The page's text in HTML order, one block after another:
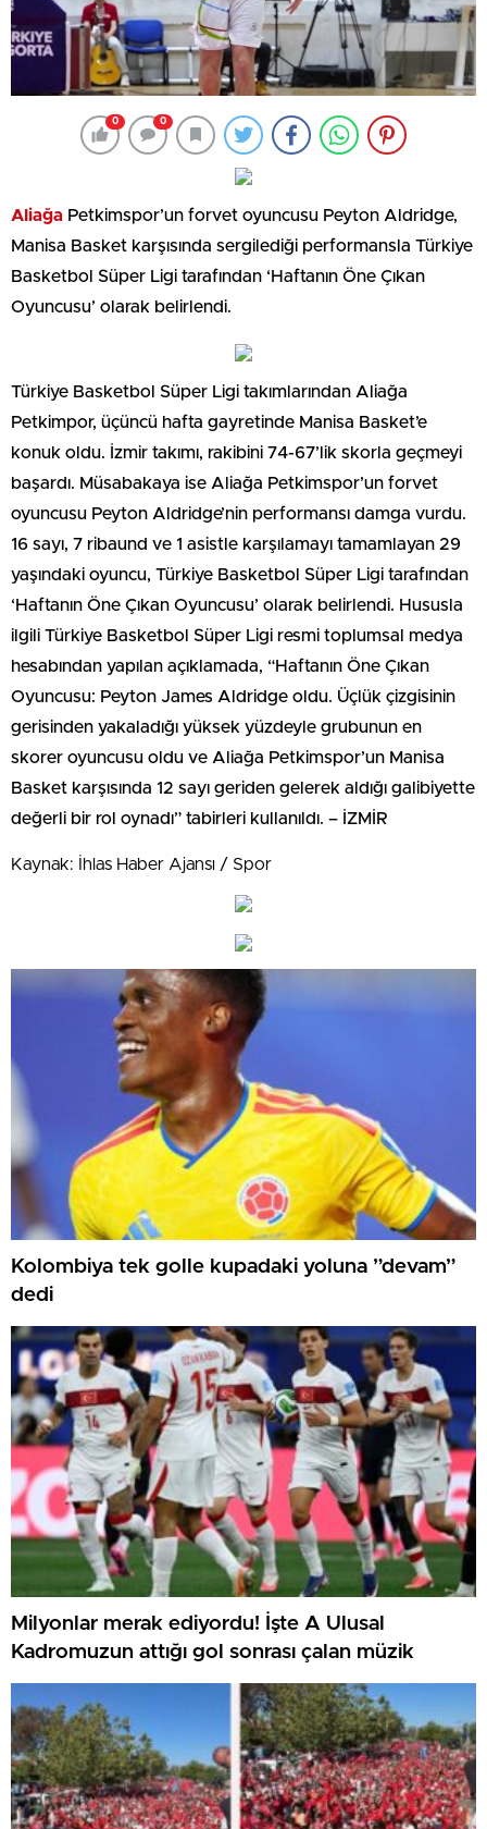
0 0
Aliağa Petkimspor’un forvet oyuncusu Peyton Aldridge,
Manisa Basket karşısında sergilediği performansla Türkiye
Basketbol Süper Ligi tarafından ‘Haftanın Öne Çıkan
Oyuncusu’ olarak belirlendi.
Türkiye Basketbol Süper Ligi takımlarından Aliağa
Petkimpor, üçüncü hafta gayretinde Manisa Basket’e
konuk oldu. İzmir takımı, rakibini 74-67’lik skorla geçmeyi
başardı. Müsabakaya ise Aliağa Petkimspor’un forvet
oyuncusu Peyton Aldridge’nin performansı damga vurdu.
16 sayı, 7 ribaund ve 1 asistle karşılamayı tamamlayan 29
yaşındaki oyuncu, Türkiye Basketbol Süper Ligi tarafından
‘Haftanın Öne Çıkan Oyuncusu’ olarak belirlendi. Hususla
ilgili Türkiye Basketbol Süper Ligi resmi toplumsal medya
hesabından yapılan açıklamada, “Haftanın Öne Çıkan
Oyuncusu: Peyton James Aldridge oldu. Üçlük çizgisinin
gerisinden yakaladığı yüksek yüzdeyle grubunun en
skorer oyuncusu oldu ve Aliağa Petkimspor’un Manisa
Basket karşısında 12 sayı geriden gelerek aldığı galibiyette
değerli bir rol oynadı” tabirleri kullanıldı. – İZMİR
Kaynak: İhlas Haber Ajansı / Spor
Kolombiya tek golle kupadaki yoluna ”devam”
dedi
Milyonlar merak ediyordu! İşte A Ulusal
Kadromuzun attığı gol sonrası çalan müzik